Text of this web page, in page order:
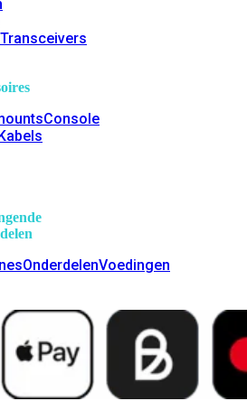
Transceivers
Console
OnderdelenVoedingen